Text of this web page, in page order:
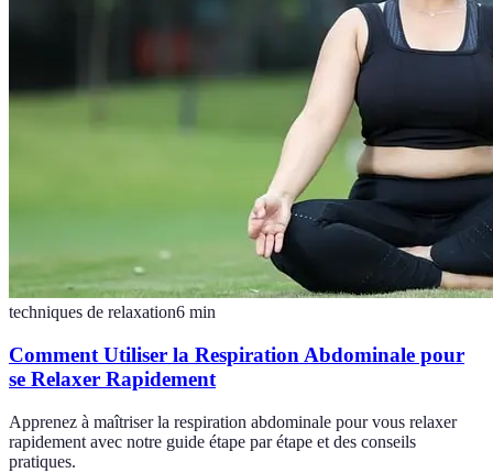
techniques de relaxation6 min
Comment Utiliser la Respiration Abdominale pour
se Relaxer Rapidement
Apprenez à maîtriser la respiration abdominale pour vous relaxer
rapidement avec notre guide étape par étape et des conseils
pratiques.